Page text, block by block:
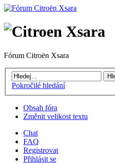
Fórum Citroën Xsara
Pokročilé hledání
Obsah fóra
Změnit velikost textu
Chat
FAQ
Registrovat
Přihlásit se